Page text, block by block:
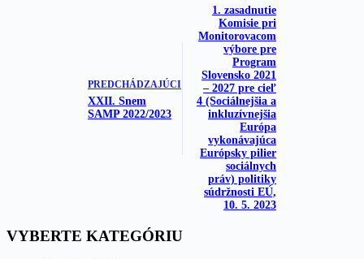
PREDCHÁDZAJÚCI
XXII. Snem
SAMP 2022/2023
1. zasadnutie
Komisie pri
Monitorovacom
výbore pre
Program
Slovensko 2021
– 2027 pre cieľ
4 (Sociálnejšia a
inkluzívnejšia
Európa
vykonávajúca
Európsky pilier
sociálnych
práv) politiky
súdržnosti EÚ,
10. 5. 2023
VYBERTE KATEGÓRIU